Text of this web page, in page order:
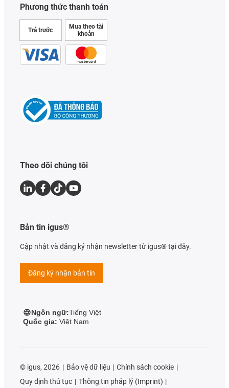
Phương thức thanh toán
Trả trước
Mua theo tài
khoản
Theo dõi chúng tôi
Bản tin igus®
Cập nhật và đăng ký nhận newsletter từ igus® tại đây.
Đăng ký nhận bản tin
Ngôn ngữ:Tiếng Việt
Quốc gia: Việt Nam
© igus, 2026 Bảo vệ dữ liệu
Chính sách cookie
Quy định thủ tục
Thông tin pháp lý (Imprint)